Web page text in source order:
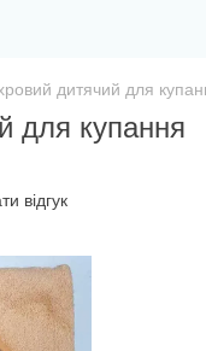
дитячий для
для купання
відгук